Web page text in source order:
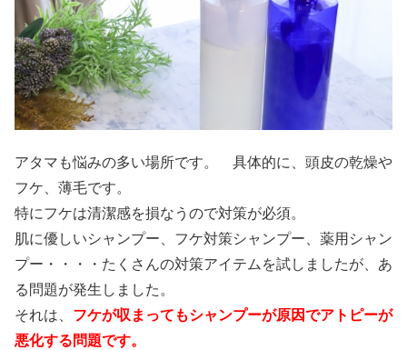
アタマも悩みの多い場所です。 具体的に、頭皮の乾燥や
フケ、薄毛です。
特にフケは清潔感を損なうので対策が必須。
肌に優しいシャンプー、フケ対策シャンプー、薬用シャン
プー・・・・たくさんの対策アイテムを試しましたが、あ
る問題が発生しました。
それは、 フケが収まってもシャンプーが原因でアトピーが
悪化する問題です。